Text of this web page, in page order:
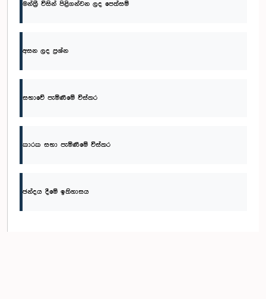
මන්ත්‍රී විසින් පිළිගන්වන ලද පෙත්සම්
අසන ලද ප්‍රශ්න
සභාවේ පැමිණීමේ විස්තර
කාරක සභා පැමිණීමේ විස්තර
ඡන්දය දීමේ ඉතිහාසය